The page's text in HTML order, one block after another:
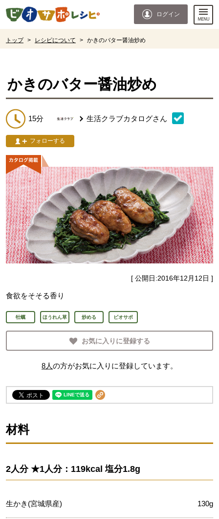
ページの先頭です。
ログイン
トップ > レシピについて > かきのバター醤油炒め
かきのバター醤油炒め
15分 生活クラブカタログさん
フォローする
[ 公開日:2016年12月12日 ]
食欲をそそる香り
牡蠣 ほうれん草 炒める ビオサポ
お気に入りに登録する
8人の方がお気に入りに登録しています。
材料
2人分 ★1人分：119kcal 塩分1.8g
生かき(宮城県産) 130g